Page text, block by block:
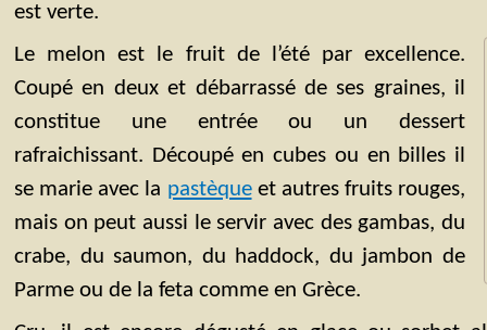
est verte.
Le melon est le fruit de l’été par excellence.
Coupé en deux et débarrassé de ses graines, il
constitue une entrée ou un dessert
rafraichissant. Découpé en cubes ou en billes il
se marie avec la pastèqueet autres fruits rouges,
mais on peut aussi le servir avec des gambas, du
crabe, du saumon, du haddock, du jambon de
Parme ou de la feta comme en Grèce.